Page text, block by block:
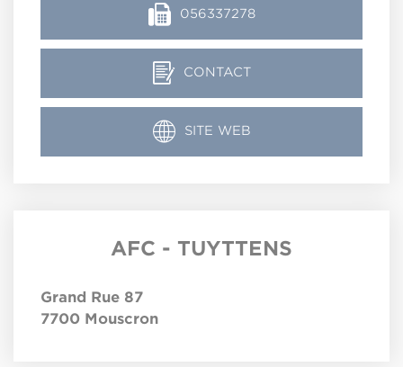
056337278
CONTACT
SITE WEB
AFC - TUYTTENS
Grand Rue 87
7700 Mouscron